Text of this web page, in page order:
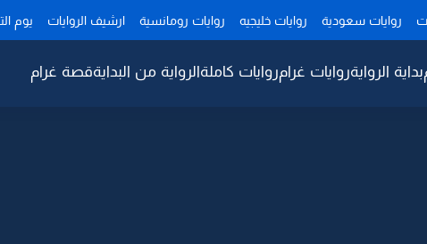
روايات سعودية روايات خليجيه روايات رومانسية ارشيف الروايات يوم
بداية الروايةروايات غرامروايات كاملةالرواية من البدايةقصة غرام